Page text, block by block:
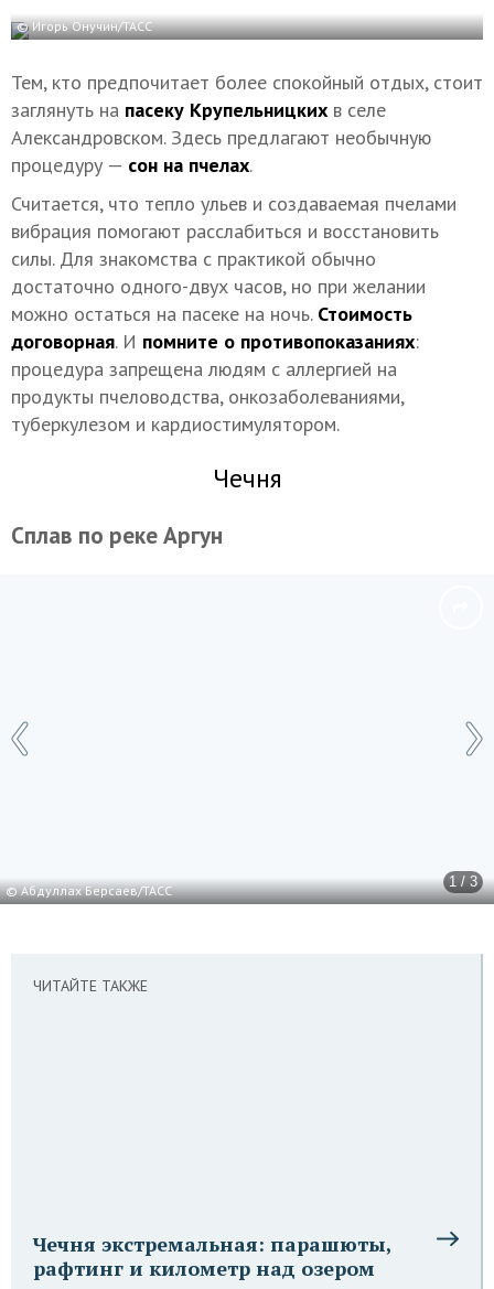
© Игорь Онучин/ТАСС
Тем, кто предпочитает более спокойный отдых, стоит
заглянуть на пасеку Крупельницких в селе
Александровском. Здесь предлагают необычную
процедуру — сон на пчелах.
Считается, что тепло ульев и создаваемая пчелами
вибрация помогают расслабиться и восстановить
силы. Для знакомства с практикой обычно
достаточно одного-двух часов, но при желании
можно остаться на пасеке на ночь. Стоимость
договорная. И помните о противопоказаниях:
процедура запрещена людям с аллергией на
продукты пчеловодства, онкозаболеваниями,
туберкулезом и кардиостимулятором.
Чечня
Сплав по реке Аргун
1 / 3
© Абдуллах Берсаев/ТАСС
ЧИТАЙТЕ ТАКЖЕ
Чечня экстремальная: парашюты,
рафтинг и километр над озером